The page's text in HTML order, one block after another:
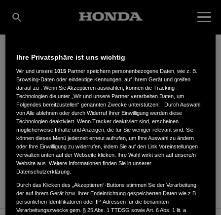
DETERDING GMBH
Hauptstr. 28,31621,Pennigsehl
ANFAHRTSBESCHREIBUNG ANFORDERN
WEBSITE
Ihre Privatsphäre ist uns wichtig
Wir und unsere1015 Partner speichern personenbezogene Daten, wie z. B.
Browsing-Daten oder eindeutige Kennungen, auf Ihrem Gerät und greifen
darauf zu . Wenn Sie Akzeptieren auswählen, können die Tracking-
Technologien die unter „Wir und unsere Partner verarbeiten Daten, um
Folgendes bereitzustellen“ genannten Zwecke unterstützen. . Durch Auswahl
von Alle ablehnen oder durch Widerruf Ihrer Einwilligung werden diese
Technologien deaktiviert. Wenn Tracker deaktiviert sind, erscheinen
möglicherweise Inhalte und Anzeigen, die für Sie weniger relevant sind. Sie
können dieses Menü jederzeit erneut aufrufen, um Ihre Auswahl zu ändern
oder Ihre Einwilligung zu widerrufen, indem Sie auf den Link Voreinstellungen
verwalten unten auf der Webseite klicken. Ihre Wahl wirkt sich auf unsere/n
Website aus. Weitere Informationen finden Sie in unserer
Datenschutzerklärung.
Durch das Klicken des „Akzeptieren“-Buttons stimmen Sie der Verarbeitung
der auf Ihrem Gerät bzw. Ihrer Endeinrichtung gespeicherten Daten wie z.B.
persönlichen Identifikatoren oder IP-Adressen für die benannten
Verarbeitungszwecke gem. § 25 Abs. 1 TTDSG sowie Art. 6 Abs. 1 lit. a